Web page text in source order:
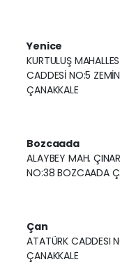
Yenice
KURTULUŞ
CADDESİ NO:5 ZEMİN
ÇANAKKALE
Bozcaada
ALAYBEY MAH.
NO:38 BOZCAADA
Çan
ATATÜRK CADDESI
ÇANAKKALE